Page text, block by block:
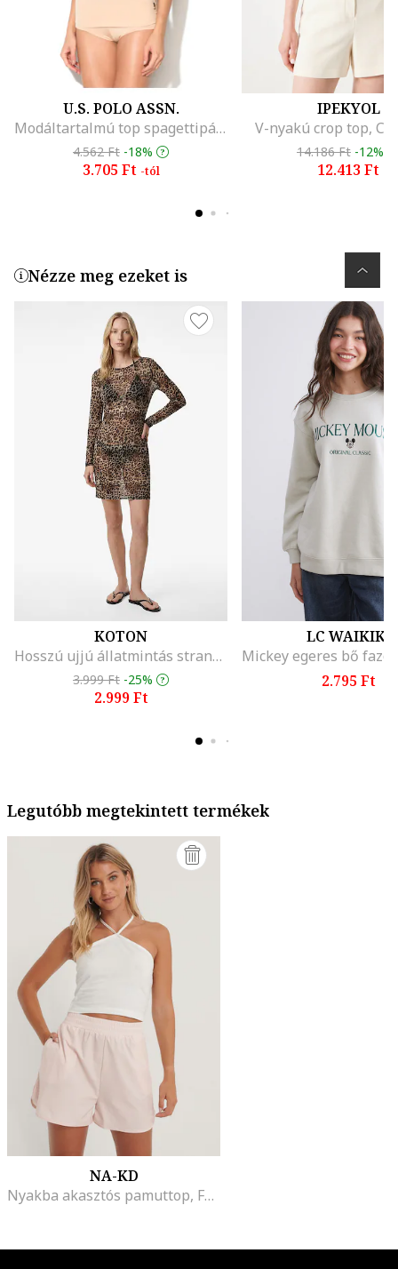
U.S. POLO ASSN.
Modáltartalmú top spagettipántokkal, Bézs
4.562 Ft -18%
3.705 Ft -tól
IPEKYOL
V-nyakú crop top,
14.186 Ft -12%
12.413 Ft
Nézze meg ezeket is
KOTON
Hosszú ujjú állatmintás strandruha, Barna/Bézs
3.999 Ft -25%
2.999 Ft
LC WAIKIKI
2.795 Ft
Legutóbb megtekintett termékek
NA-KD
Nyakba akasztós pamuttop, Fehér